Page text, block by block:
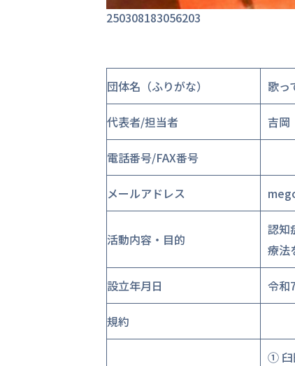
250308183056203
団体名（ふりがな） 歌っ
代表者/担当者 吉岡
電話番号/FAX番号
メールアドレス
活動内容・目的
認知
療法
設立年月日 令和
規約
① 臼